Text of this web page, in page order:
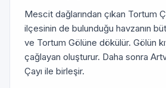
Mescit dağlarından çıkan Tortum
ilçesinin de bulunduğu havzanın
ve Tortum Gölüne dökülür. Gölün
çağlayan oluşturur. Daha sonra
Çayı ile birleşir.